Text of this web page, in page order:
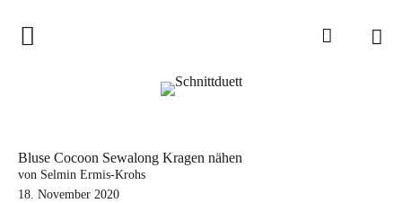
Home
Schnittduett Magazin
Bluse Cocoon Sewalong Kragen nähen
von Selmin Ermis-Krohs
18. November 2020